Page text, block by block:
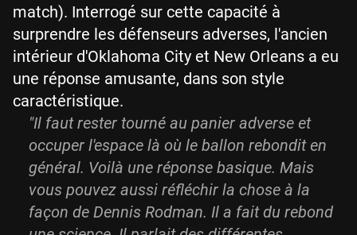
match). Interrogé sur cette capacité à
surprendre les défenseurs adverses, l'ancien
intérieur d'Oklahoma City et New Orleans a eu
une réponse amusante, dans son style
caractéristique.
"Il faut rester tourné au panier adverse et
occuper l'espace là où le ballon rebondit en
général. Voilà une réponse basique. Mais
vous pouvez aussi réfléchir la chose à la
façon de Dennis Rodman. Il a fait du rebond